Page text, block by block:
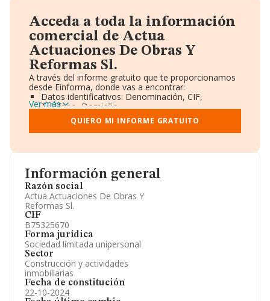
Información general
Razón social
Actua Actuaciones De Obras Y
Reformas Sl.
CIF
B75325670
Forma jurídica
Sociedad limitada unipersonal
Sector
Construcción y actividades
inmobiliarias
Fecha de constitución
22-10-2024
Acceda a toda la información
comercial de Actua
Actuaciones De Obras Y
Reformas Sl.
A través del informe gratuito que te proporcionamos
desde Einforma, donde vas a encontrar:
Datos identificativos: Denominación, CIF,
Teléfono, Domicilio.
Informe Mercantil Completo (BORME).
Gráficos de Evolución Ventas y Empleados.
Consejo de Administración y Administradores.
Accionistas.
Artículos de prensa publicados sobre la empresa.
Información oficial y registral complementaria.
Ver más
QUIERO MI INFORME GRATUITO